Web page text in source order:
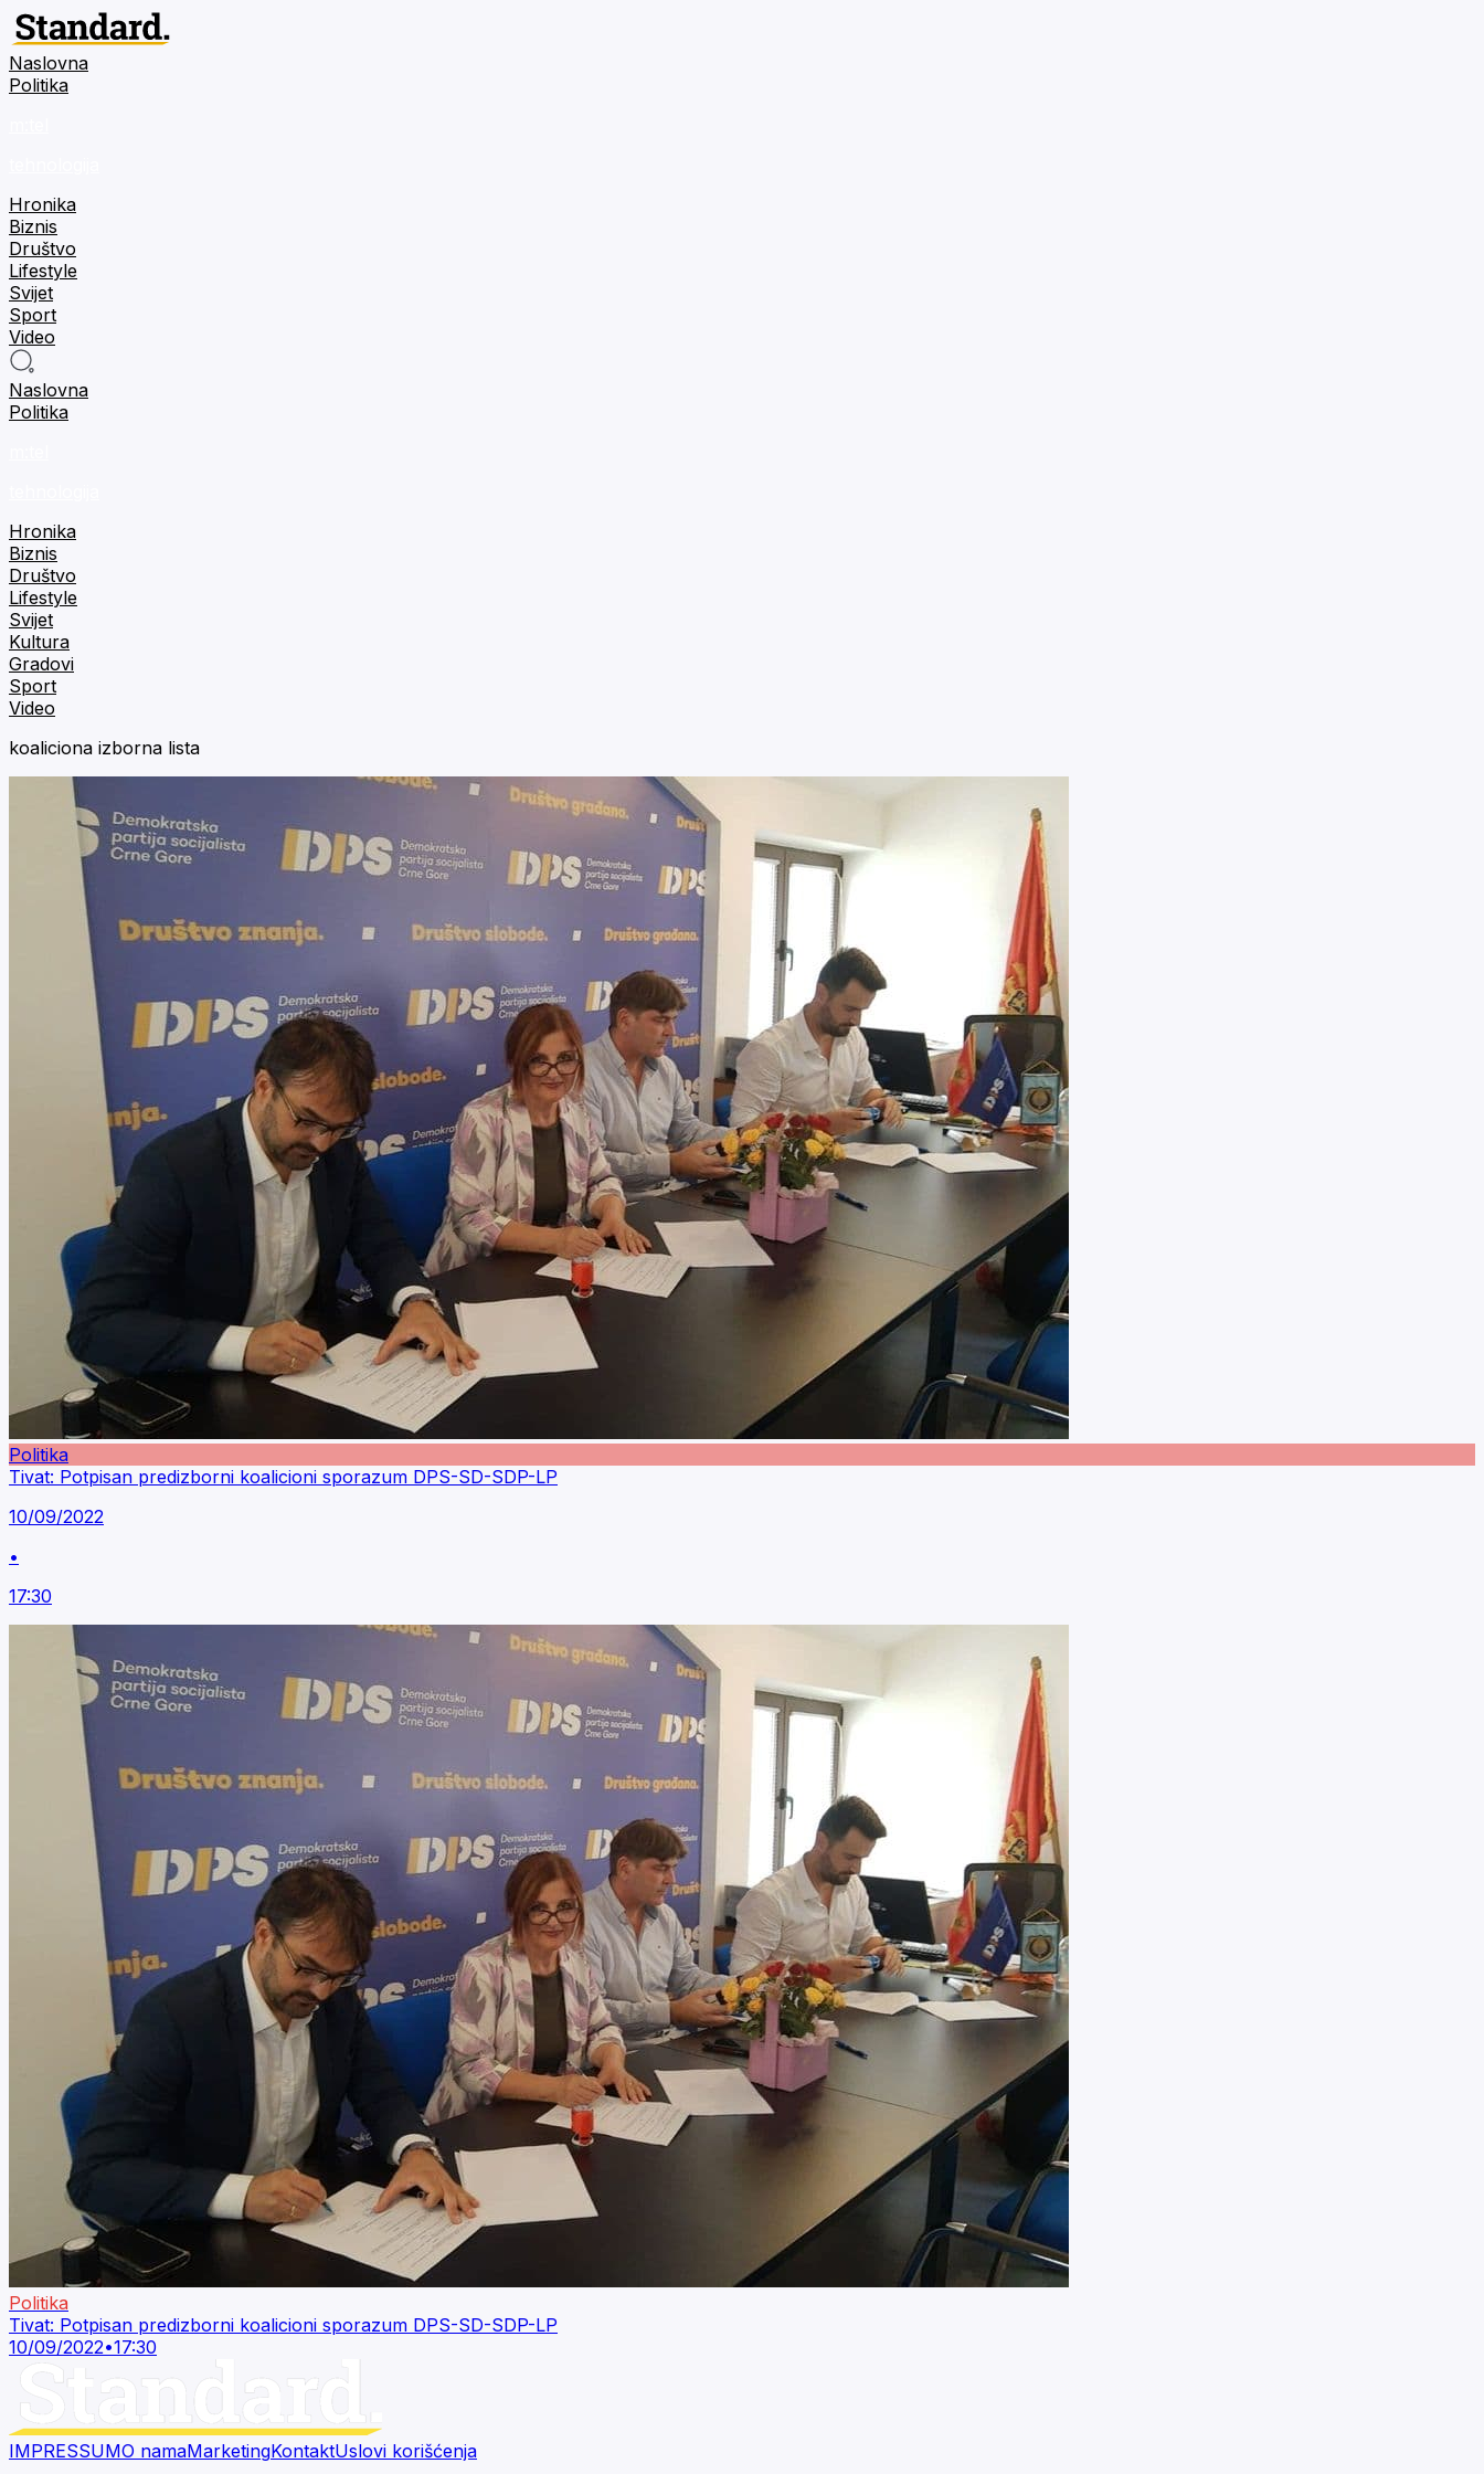
Naslovna
Politika
Hronika
Biznis
Društvo
Lifestyle
Svijet
Sport
Video
Naslovna
Politika
Hronika
Biznis
Društvo
Lifestyle
Svijet
Kultura
Gradovi
Sport
Video
koaliciona izborna lista
Politika
Tivat: Potpisan predizborni koalicioni sporazum DPS-SD-SDP-LP
10/09/2022
•
17:30
Politika
Tivat: Potpisan predizborni koalicioni sporazum DPS-SD-SDP-LP
10/09/2022•17:30
IMPRESSUMO namaMarketingKontaktUslovi korišćenja